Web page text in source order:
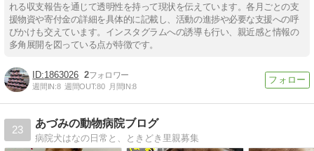
れる収支報告を通じて透明性を持って現状を伝えています。各月ごとの支
援物資や寄付金の詳細を具体的に記載し、活動の進捗や必要な支援への呼
びかけも交えています。インスタグラムへの誘導も行い、親近感と情報の
多角展開を図っている点が特徴です。
1863026 2
週間IN:8 週間OUT:80 月間IN:8
23
あづみの動物病院ブログ
病院犬はなの日常と、ときどき里親募集